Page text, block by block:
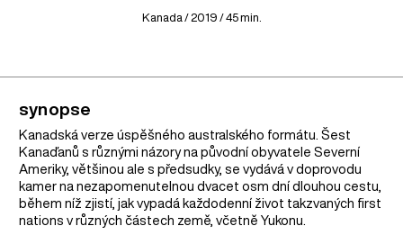
Kanada / 2019 / 45 min.
synopse
Kanadská verze úspěšného australského formátu. Šest
Kanaďanů s různými názory na původní obyvatele Severní
Ameriky, většinou ale s předsudky, se vydává v doprovodu
kamer na nezapomenutelnou dvacet osm dní dlouhou cestu,
během níž zjistí, jak vypadá každodenní život takzvaných first
nations v různých částech země, včetně Yukonu.